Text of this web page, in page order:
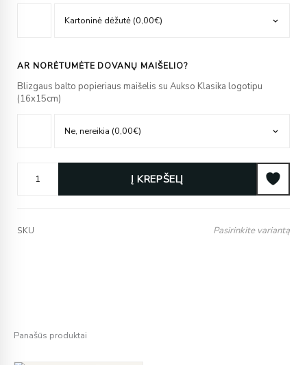
AR NORĖTUMĖTE DOVANŲ MAIŠELIO?
Blizgaus balto popieriaus maišelis su Aukso Klasika logotipu
(16x15cm)
Į KREPŠELĮ
SKU Pasirinkite variantą
Panašūs produktai